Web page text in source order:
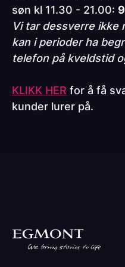
søn kl 11.30 - 21.00:
Vi tar dessverre ikke
kan i perioder ha
telefon på kveldstid
KLIKK HER for å få
kunder lurer på.